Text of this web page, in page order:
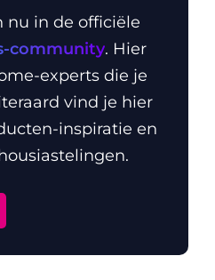
nu in de officiële
community. Hier
experts die je
vind je hier
inspiratie en